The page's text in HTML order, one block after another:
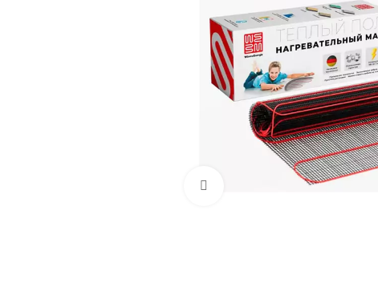
Нажмите, чтобы увеличить